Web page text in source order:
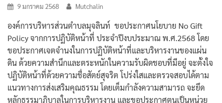
9 มกราคม 2568 Mutchalin
องค์การบริหารส่วนตำบลมุจลินท์ ขอประกาศนโยบาย No Gift
Policy จากการปฏิบัติหน้าที่ ประจำปีงบประมาณ พ.ศ.2568 โดย
ขอประกาศเจตจำนงในการปฏิบัติหน้าที่และบริหารงานของแผ่น
ดิน ด้วยความสำนึกและตระหนักในความรับผิดชอบที่มีอยู่ จะตั้งใจ
ปฏิบัติหน้าที่ด้วยความชื่อสัตย์สุจริต โปร่งใสและตรวจสอบได้ตาม
แนวทางการส่งเสริมคุณธรรม โดยเต็มกำลังความสามารถ จะยึด
หลักธรรมาภิบาลในการบริหารงาน และขอประกาศตนเป็นหน่วย